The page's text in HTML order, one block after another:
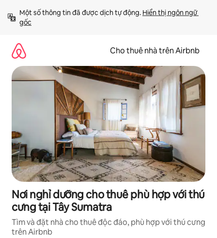
đến
Một số thông tin đã được dịch tự động. Hiển thị ngôn ngữ
gốc
Cho thuê nhà trên Airbnb
Nơi nghỉ dưỡng cho thuê phù hợp với thú
cưng tại Tây Sumatra
Tìm và đặt nhà cho thuê độc đáo, phù hợp với thú cưng
trên Airbnb